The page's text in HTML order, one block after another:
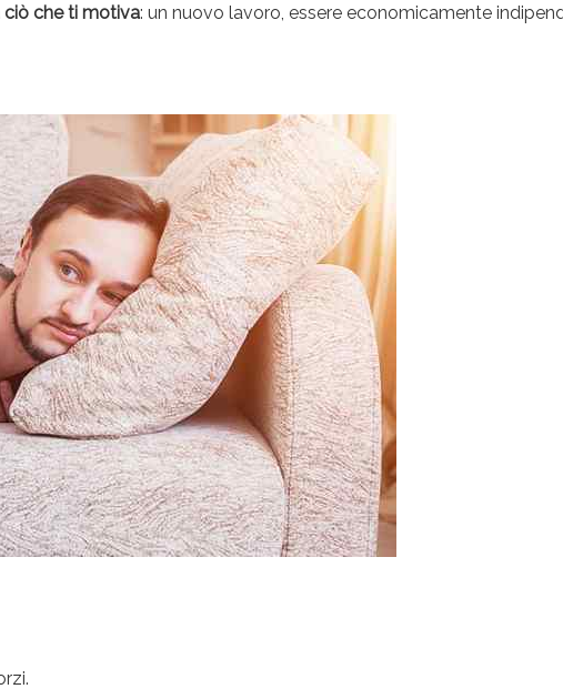
ciò che ti motiva: un nuovo lavoro, essere economicamente